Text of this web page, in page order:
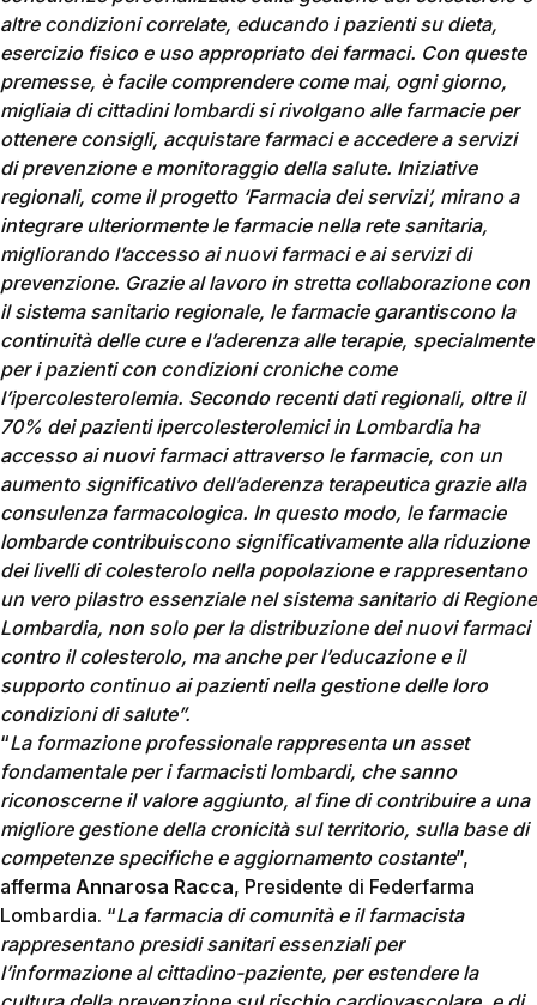
altre condizioni correlate, educando i pazienti su dieta,
esercizio fisico e uso appropriato dei farmaci. Con queste
premesse, è facile comprendere come mai, ogni giorno,
migliaia di cittadini lombardi si rivolgano alle farmacie per
ottenere consigli, acquistare farmaci e accedere a servizi
di prevenzione e monitoraggio della salute. Iniziative
regionali, come il progetto ‘Farmacia dei servizi’, mirano a
integrare ulteriormente le farmacie nella rete sanitaria,
migliorando l’accesso ai nuovi farmaci e ai servizi di
prevenzione. Grazie al lavoro in stretta collaborazione con
il sistema sanitario regionale, le farmacie garantiscono la
continuità delle cure e l’aderenza alle terapie, specialmente
per i pazienti con condizioni croniche come
l’ipercolesterolemia. Secondo recenti dati regionali, oltre il
70% dei pazienti ipercolesterolemici in Lombardia ha
accesso ai nuovi farmaci attraverso le farmacie, con un
aumento significativo dell’aderenza terapeutica grazie alla
consulenza farmacologica. In questo modo, le farmacie
lombarde contribuiscono significativamente alla riduzione
dei livelli di colesterolo nella popolazione e rappresentano
un vero pilastro essenziale nel sistema sanitario di Regione
Lombardia, non solo per la distribuzione dei nuovi farmaci
contro il colesterolo, ma anche per l’educazione e il
supporto continuo ai pazienti nella gestione delle loro
condizioni di salute”.
“La formazione professionale rappresenta un asset
fondamentale per i farmacisti lombardi, che sanno
riconoscerne il valore aggiunto, al fine di contribuire a una
migliore gestione della cronicità sul territorio, sulla base di
competenze specifiche e aggiornamento costante”,
afferma Annarosa Racca, Presidente di Federfarma
Lombardia. “La farmacia di comunità e il farmacista
rappresentano presidi sanitari essenziali per
l’informazione al cittadino-paziente, per estendere la